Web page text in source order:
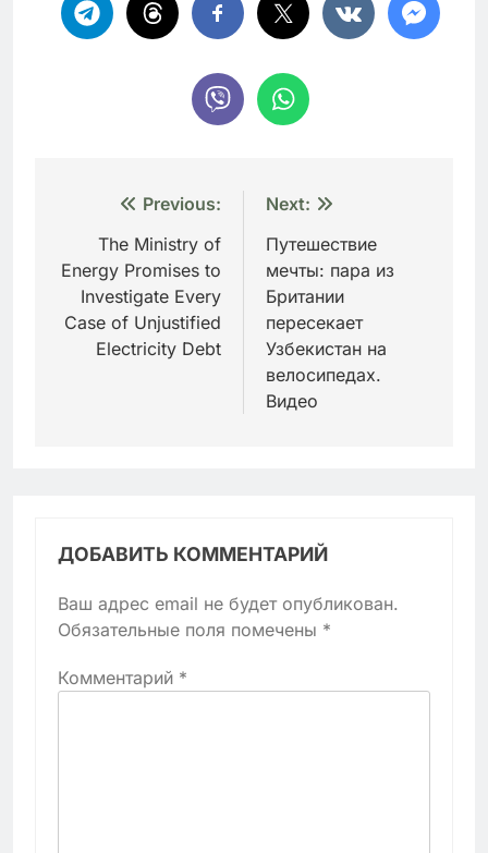
Навигация
записям
Previous:
The Ministry of
Energy Promises to
Investigate Every
Case of Unjustified
Electricity Debt
Next:
Путешествие
мечты: пара из
Британии
пересекает
Узбекистан на
велосипедах.
Видео
ДОБАВИТЬ КОММЕНТАРИЙ
Ваш адрес email не будет опубликован.
Обязательные поля помечены *
Комментарий *